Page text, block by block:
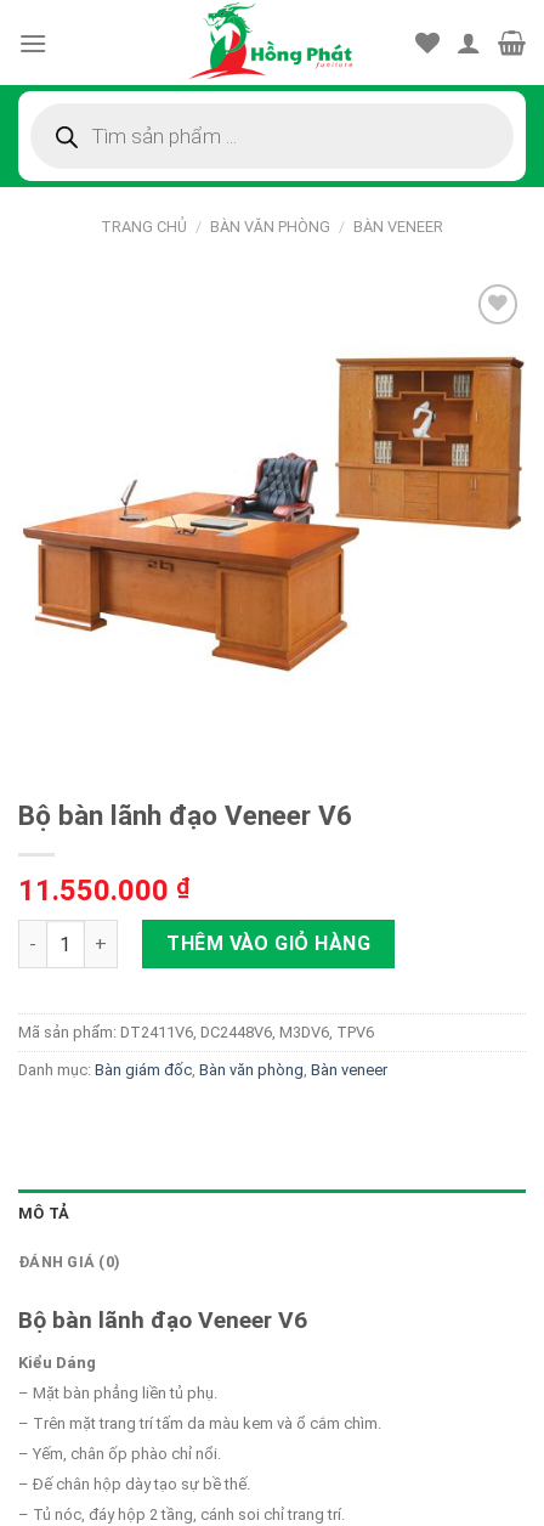
kiếm
TRANG CHỦ / BÀN VĂN PHÒNG / BÀN VENEER
Thêm
vào
sản
phẩm
yêu
thích
Bộ bàn lãnh đạo Veneer V6
11.550.000 ₫
Bộ bàn lãnh đạo Veneer V6 số lượng
THÊM VÀO GIỎ HÀNG
Mã sản phẩm: DT2411V6, DC2448V6, M3DV6, TPV6
Danh mục: Bàn giám đốc Bàn văn phòng Bàn veneer
MÔ TẢ
ĐÁNH GIÁ (0)
Bộ bàn lãnh đạo Veneer V6
Kiểu Dáng
– Mặt bàn phẳng liền tủ phụ.
– Trên mặt trang trí tấm da màu kem và ổ cắm chìm.
– Yếm, chân ốp phào chỉ nổi.
– Đế chân hộp dày tạo sự bề thế.
– Tủ nóc, đáy hộp 2 tầng, cánh soi chỉ trang trí.